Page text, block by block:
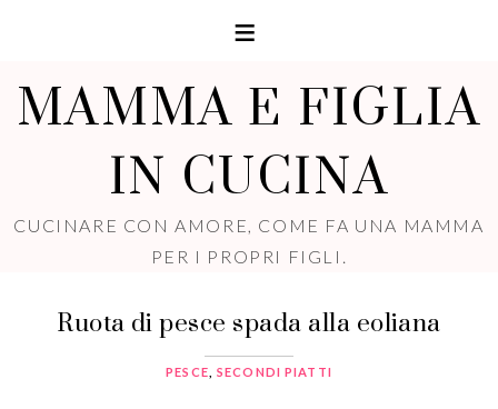
MAMMA E FIGLIA
IN CUCINA
CUCINARE CON AMORE, COME FA UNA MAMMA
PER I PROPRI FIGLI.
Ruota di pesce spada alla eoliana
PESCE ,SECONDI PIATTI